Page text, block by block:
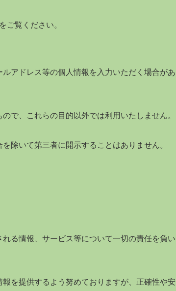
をご覧ください。
アドレス等の個人情報を入力いただく場合があ
で、これらの目的以外では利用いたしません。
除いて第三者に開示することはありません。
る情報、サービス等について一切の責任を負い
を提供するよう努めておりますが、正確性や安